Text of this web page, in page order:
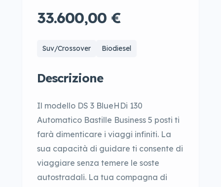
33.600,00 €
Suv/Crossover Biodiesel
Descrizione
Il modello DS 3 BlueHDi 130
Automatico Bastille Business 5 posti ti
farà dimenticare i viaggi infiniti. La
sua capacità di guidare ti consente di
viaggiare senza temere le soste
autostradali. La tua compagna di